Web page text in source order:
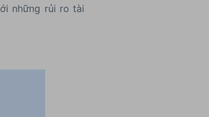
những rủi ro tài